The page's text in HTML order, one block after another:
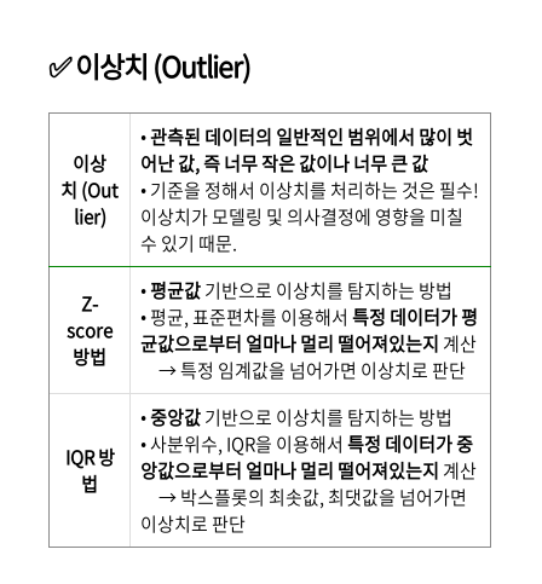
✅ 이상치 (Outlier)
이상
치 (Out
lier)
•관측된 데이터의 일반적인 범위에서 많이 벗
어난 값, 즉 너무 작은 값이나 너무 큰 값
•기준을 정해서 이상치를 처리하는 것은 필수!
이상치가 모델링 및 의사결정에 영향을 미칠
수 있기 때문.
Z-
score
방법
•평균값기반으로 이상치를 탐지하는 방법
• 평균, 표준편차를 이용해서 특정 데이터가 평
균값으로부터 얼마나 멀리 떨어져있는지 계산
→ 특정 임계값을 넘어가면 이상치로 판단
IQR 방
법
•중앙값기반으로 이상치를 탐지하는 방법
•사분위수, IQR을 이용해서 특정 데이터가 중
앙값으로부터 얼마나 멀리 떨어져있는지 계산
→ 박스플롯의 최솟값, 최댓값을 넘어가면
이상치로 판단